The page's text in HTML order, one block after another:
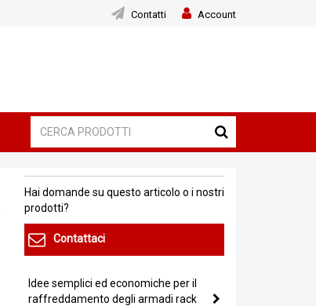
Account
Contatti
Hai domande su questo articolo o i nostri
prodotti?
Contattaci
Idee semplici ed economiche per il
raffreddamento degli armadi rack